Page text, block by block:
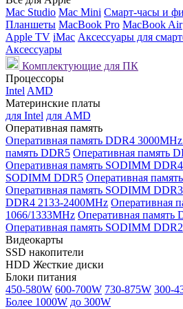
Mac Studio Mac Mini Смарт-часы и
Планшеты MacBook Pro MacBook Air
Apple TV iMac Аксессуары для
Аксессуары
Комплектующие для ПК
Процессоры
Intel AMD
Материнские платы
для Intel для AMD
Оперативная память
Оперативная память DDR4
память DDR5 Оперативная память
Оперативная память SODIMM DDR4
SODIMM DDR5 Оперативная
Оперативная память SODIMM DDR3
DDR4 2133-2400MHz Оперативная
1066/1333MHz Оперативная память
Оперативная память SODIMM DDR2
Видеокарты
SSD накопители
HDD Жесткие диски
Блоки питания
450-580W 600-700W 730-875W 300-
Более 1000W до 300W